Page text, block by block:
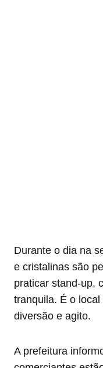
Durante o dia na
e cristalinas são
praticar stand-up,
tranquila. É o
diversão e agito.
A prefeitura